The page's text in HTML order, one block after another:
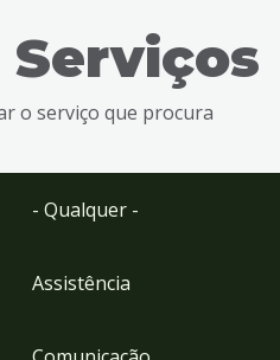
o serviço que procura
- Qualquer -
Assistência